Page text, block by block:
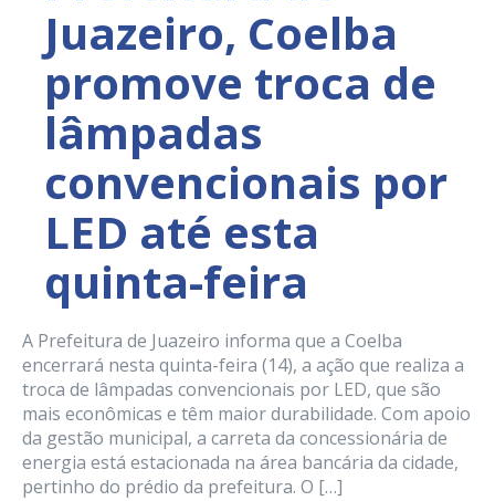
Juazeiro, Coelba
promove troca de
lâmpadas
convencionais por
LED até esta
quinta-feira
A Prefeitura de Juazeiro informa que a Coelba
encerrará nesta quinta-feira (14), a ação que realiza a
troca de lâmpadas convencionais por LED, que são
mais econômicas e têm maior durabilidade. Com apoio
da gestão municipal, a carreta da concessionária de
energia está estacionada na área bancária da cidade,
pertinho do prédio da prefeitura. O […]